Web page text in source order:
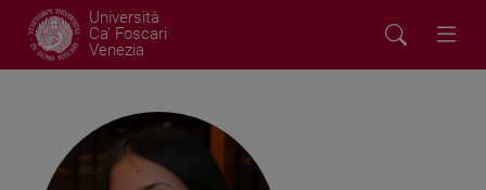
Università
Ca' Foscari
Venezia